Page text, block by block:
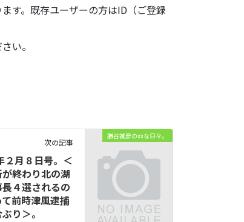
す。既存ユーザーの方はID（ご登録
い。
勝谷誠彦のxxな日々。
次の記事
２月８日号。＜
終わり北の湖
４選されるの
前時津風逮捕
り＞。